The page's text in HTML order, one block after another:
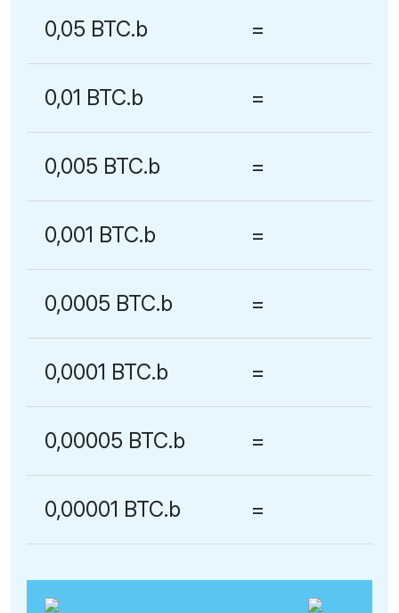
0,05 BTC.b =
0,01 BTC.b =
0,005 BTC.b =
0,001 BTC.b =
0,0005 BTC.b =
0,0001 BTC.b =
0,00005 BTC.b =
0,00001 BTC.b =